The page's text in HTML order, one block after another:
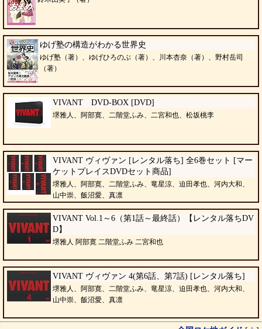
ゆげ塾の構造がわかる世界史
ゆげ塾（著）、ゆげひろのぶ（著）、川本杏奈（著）、野村岳司
（著）
VIVANT DVD-BOX [DVD]
堺雅人、阿部寛、二階堂ふみ、二宮和也、松坂桃李
VIVANT ヴィヴァン [レンタル落ち] 全6巻セット [マー
ケットプレイスDVDセット商品]
堺雅人、阿部寛、二階堂ふみ、竜星涼、迫田孝也、河内大和、
山中崇、飯沼愛、真凛
VIVANT Vol.1～6（第1話～最終話）【レンタル落ちDV
D】
堺雅人 阿部寛 二階堂ふみ 二宮和也
VIVANT ヴィヴァン 4(第6話、第7話) [レンタル落ち]
堺雅人、阿部寛、二階堂ふみ、竜星涼、迫田孝也、河内大和、
山中崇、飯沼愛、真凛